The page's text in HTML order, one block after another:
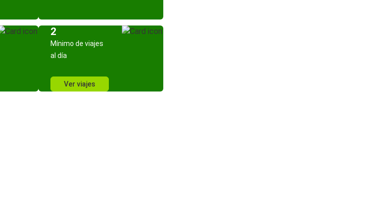
2
Mínimo de viajes
al día
Ver viajes